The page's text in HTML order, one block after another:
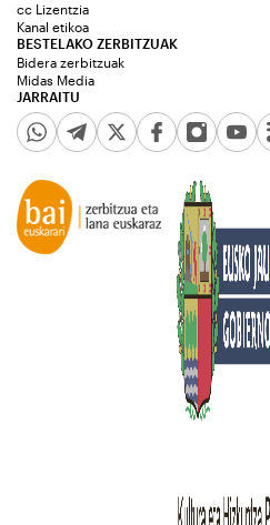
JARRAITU
cc Lizentzia
Kanal etikoa
BESTELAKO ZERBITZUAK
Bidera zerbitzuak
Midas Media